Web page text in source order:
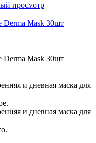
просмотр
Derma Mask 30шт
Derma Mask 30шт
и дневная маска для
и дневная маска для